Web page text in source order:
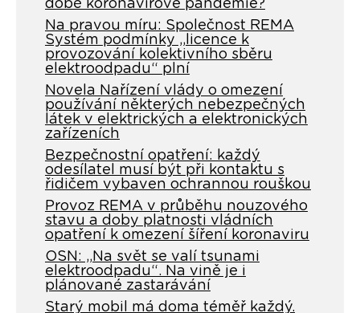
době koronavirové pandemie?
Na pravou míru: Společnost REMA
Systém podmínky „licence k
provozování kolektivního sběru
elektroodpadu“ plní
Novela Nařízení vlády o omezení
používání některých nebezpečných
látek v elektrických a elektronických
zařízeních
Bezpečnostní opatření: každý
odesílatel musí být při kontaktu s
řidičem vybaven ochrannou rouškou
Provoz REMA v průběhu nouzového
stavu a doby platnosti vládních
opatření k omezení šíření koronaviru
OSN: „Na svět se valí tsunami
elektroodpadu“. Na vině je i
plánované zastarávání
Starý mobil má doma téměř každý.